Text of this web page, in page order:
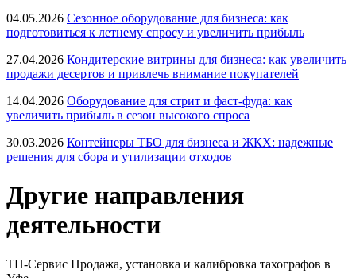
04.05.2026 Сезонное оборудование для бизнеса: как
подготовиться к летнему спросу и увеличить прибыль
27.04.2026 Кондитерские витрины для бизнеса: как увеличить
продажи десертов и привлечь внимание покупателей
14.04.2026 Оборудование для стрит и фаст-фуда: как
увеличить прибыль в сезон высокого спроса
30.03.2026 Контейнеры ТБО для бизнеса и ЖКХ: надежные
решения для сбора и утилизации отходов
Другие направления
деятельности
ТП-Сервис Продажа, установка и калибровка тахографов в